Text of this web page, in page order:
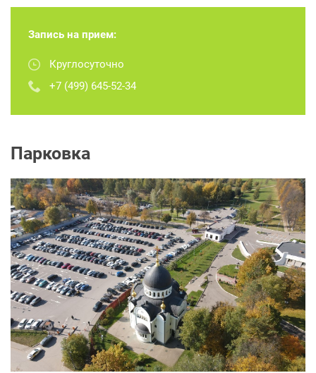
Запись на прием:
Круглосуточно
+7 (499) 645-52-34
Парковка